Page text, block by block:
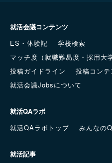
就活会議コンテンツ
ES・体験記
学校検索
マッチ度（就職難易度・採用大学
投稿ガイドライン
投稿コン
就活会議Jobsについて
就活QAラボ
就活QAラボトップ
みんなの
就活記事